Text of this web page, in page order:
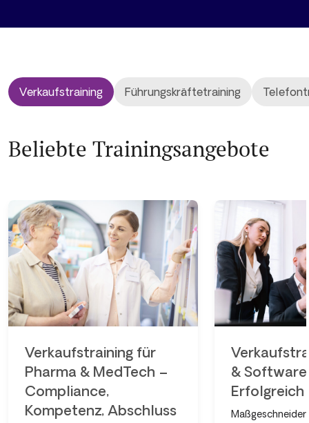
Verkaufstraining Führungskräftetraining
Beliebte Trainingsangebote
Verkaufstraining für
Pharma & MedTech –
Compliance,
Kompetenz, Abschluss
&
Erfolgreich